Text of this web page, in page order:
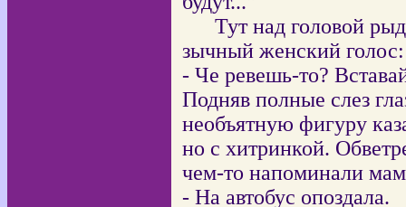
Тут над головой
зычный женский голос:
- Че ревешь-то?
Подняв полные слез
необъятную фигуру
но с хитринкой.
чем-то напоминали
- На автобус опоздала.